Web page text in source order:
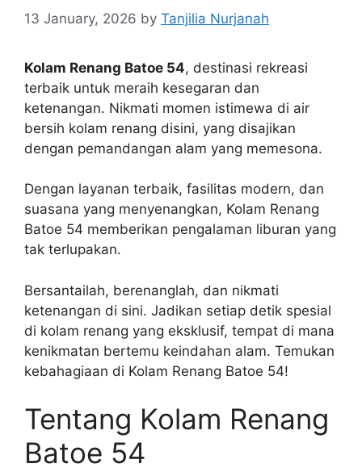
13 January, 2026 by Tanjilia Nurjanah
Kolam Renang Batoe 54, destinasi rekreasi
terbaik untuk meraih kesegaran dan
ketenangan. Nikmati momen istimewa di air
bersih kolam renang disini, yang disajikan
dengan pemandangan alam yang memesona.
Dengan layanan terbaik, fasilitas modern, dan
suasana yang menyenangkan, Kolam Renang
Batoe 54 memberikan pengalaman liburan yang
tak terlupakan.
Bersantailah, berenanglah, dan nikmati
ketenangan di sini. Jadikan setiap detik spesial
di kolam renang yang eksklusif, tempat di mana
kenikmatan bertemu keindahan alam. Temukan
kebahagiaan di Kolam Renang Batoe 54!
Tentang Kolam Renang
Batoe 54